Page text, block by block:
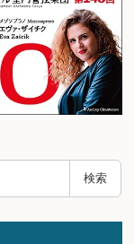
検索